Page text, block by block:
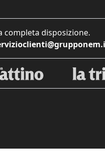
completa disposizione.